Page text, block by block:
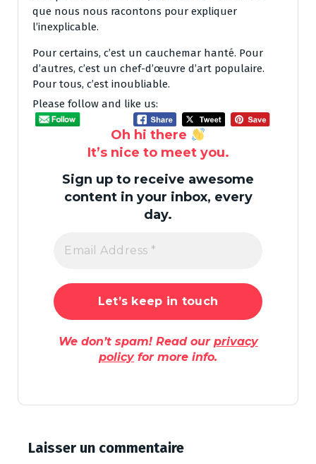
que nous nous racontons pour expliquer
l’inexplicable.
Pour certains, c’est un cauchemar hanté. Pour
d’autres, c’est un chef-d’œuvre d’art populaire.
Pour tous, c’est inoubliable.
Please follow and like us:
Oh hi there
It’s nice to meet you.
Sign up to receive awesome
content in your inbox, every
day.
We don’t spam! Read our privacy
policyfor more info.
Laisser un commentaire